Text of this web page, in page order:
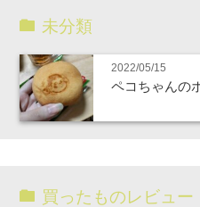
未分類
2022/05/15
ペコちゃんの
買ったものレビュー